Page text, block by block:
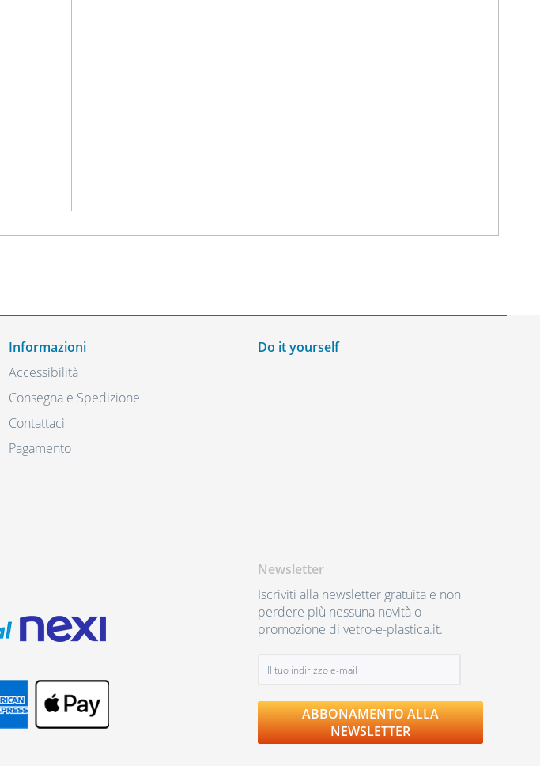
Informazioni
Accessibilità
Consegna e Spedizione
Contattaci
Pagamento
Do it yourself
Newsletter
Iscriviti alla newsletter gratuita e non
perdere più nessuna novità o
promozione di vetro-e-plastica.it.
ABBONAMENTO ALLA
NEWSLETTER